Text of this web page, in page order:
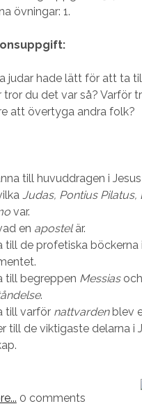
övningar: 1.
judar hade lätt för att ta
tror du det var så? Varför
att övertyga andra folk?
till huvuddragen i
Judas, Pontius Pilatus,
var.
en apostelär.
till de profetiska böckerna
till begreppen Messiasoch
.
till varför nattvardenblev
till de viktigaste delarna i
0 comments